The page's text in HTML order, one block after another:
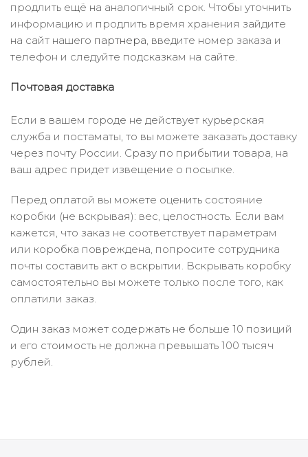
продлить ещё на аналогичный срок. Чтобы уточнить
информацию и продлить время хранения зайдите
на сайт нашего партнера, введите номер заказа и
телефон и следуйте подсказкам на сайте.
Почтовая доставка
Если в вашем городе не действует курьерская
служба и постаматы, то вы можете заказать доставку
через почту России. Сразу по прибытии товара, на
ваш адрес придет извещение о посылке.
Перед оплатой вы можете оценить состояние
коробки (не вскрывая): вес, целостность. Если вам
кажется, что заказ не соответствует параметрам
или коробка повреждена, попросите сотрудника
почты составить акт о вскрытии. Вскрывать коробку
самостоятельно вы можете только после того, как
оплатили заказ.
Один заказ может содержать не больше 10 позиций
и его стоимость не должна превышать 100 тысяч
рублей.